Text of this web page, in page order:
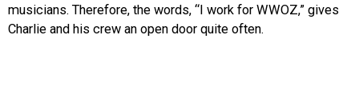
musicians. Therefore, the words, “I work for WWOZ,” gives
Charlie and his crew an open door quite often.